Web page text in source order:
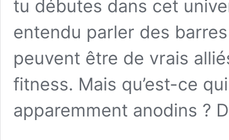
tu débutes dans cet
entendu parler des
peuvent être de vrais
fitness. Mais qu’est-ce
apparemment anodins ?